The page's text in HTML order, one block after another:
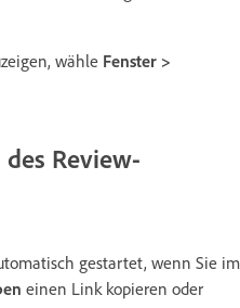
wähle Fenster >
Review-
gestartet, wenn Sie im
einen Link kopieren oder